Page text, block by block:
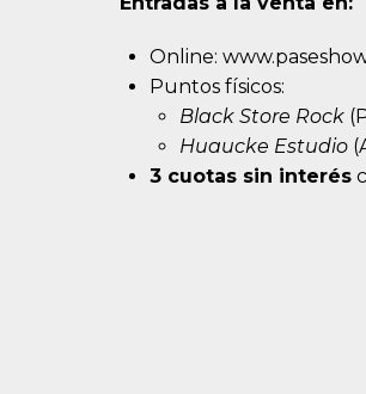
Online:
Puntos físicos:
Black Store Rock
Huaucke Estudio
3 cuotas sin interés